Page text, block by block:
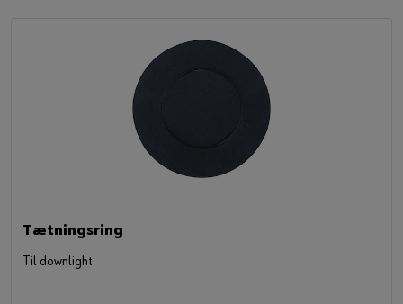
Tætningsring
Til downlight